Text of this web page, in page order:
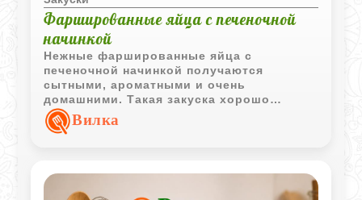
Фаршированные яйца с печеночной
начинкой
Нежные фаршированные яйца с
печеночной начинкой получаются
сытными, ароматными и очень
домашними. Такая закуска хорошо
подходит для праздничного стола и
классической холодной подачи.
Вилка